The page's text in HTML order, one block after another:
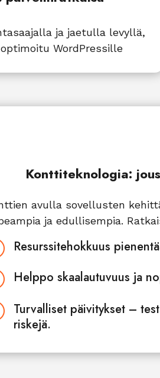
ja jaetulla levyllä,
optimoitu WordPressille
Konttiteknologia:
avulla sovellusten
ja edullisempia.
Resurssitehokkuus
Helppo skaalautuvuus ja
Turvalliset päivitykset –
riskejä.